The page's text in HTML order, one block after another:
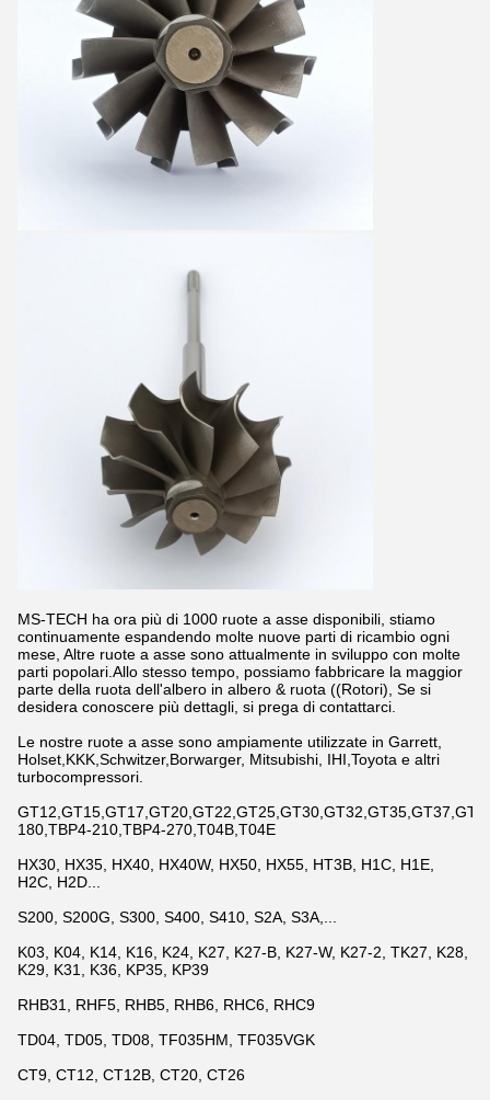
MS-TECH ha ora più di 1000 ruote a asse disponibili, stiamo
continuamente espandendo molte nuove parti di ricambio ogni
mese, Altre ruote a asse sono attualmente in sviluppo con molte
parti popolari.Allo stesso tempo, possiamo fabbricare la maggior
parte della ruota dell'albero in albero & ruota ((Rotori), Se si
desidera conoscere più dettagli, si prega di contattarci.
Le nostre ruote a asse sono ampiamente utilizzate in Garrett,
Holset,KKK,Schwitzer,Borwarger, Mitsubishi, IHI,Toyota e altri
turbocompressori.
180,TBP4-210,TBP4-270,T04B,T04E
HX30, HX35, HX40, HX40W, HX50, HX55, HT3B, H1C, H1E,
H2C, H2D...
S200, S200G, S300, S400, S410, S2A, S3A,...
K03, K04, K14, K16, K24, K27, K27-B, K27-W, K27-2, TK27, K28,
K29, K31, K36, KP35, KP39
RHB31, RHF5, RHB5, RHB6, RHC6, RHC9
TD04, TD05, TD08, TF035HM, TF035VGK
CT9, CT12, CT12B, CT20, CT26